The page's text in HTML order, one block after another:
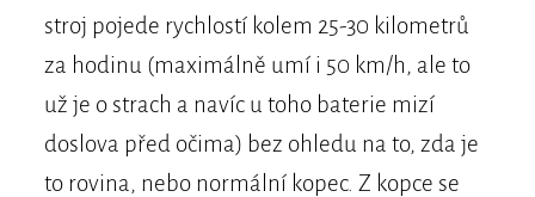
stroj pojede rychlostí kolem 25-30 kilometrů
za hodinu (maximálně umí i 50 km/h, ale to
už je o strach a navíc u toho baterie mizí
doslova před očima) bez ohledu na to, zda je
to rovina, nebo normální kopec. Z kopce se